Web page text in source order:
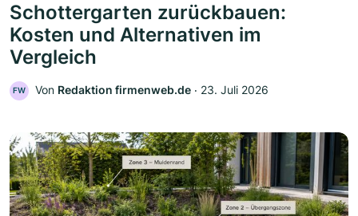
Schottergarten zurückbauen:
Kosten und Alternativen im
Vergleich
FW Von Redaktion firmenweb.de ‧ 23. Juli 2026